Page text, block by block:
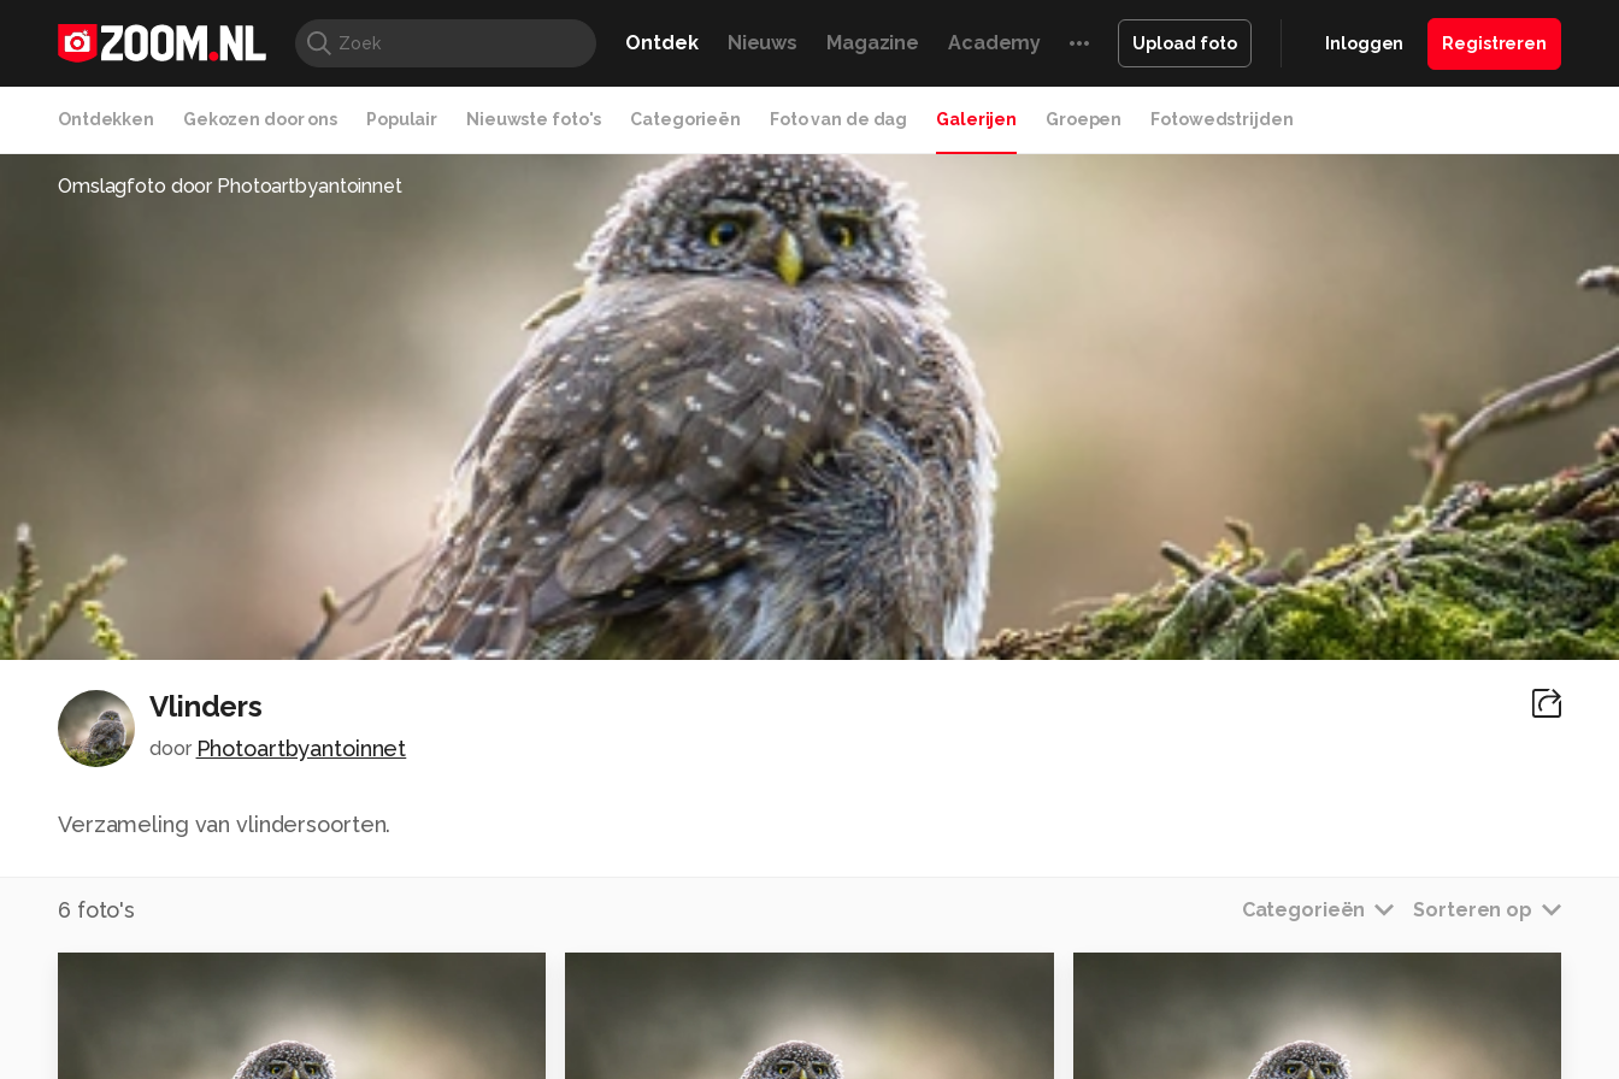
Ontdek Nieuws Magazine Academy Upload foto Inloggen Registreren
Ontdekken Gekozen door ons Populair Nieuwste foto's Categorieën Foto van de dag Galerijen Groepen Fotowedstrijden
Omslagfoto door Photoartbyantoinnet
Vlinders
door Photoartbyantoinnet
Verzameling van vlindersoorten.
6 foto's Categorieën Sorteren op